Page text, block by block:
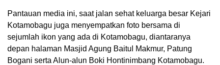
Pantauan media ini, saat jalan sehat keluarga besar Kejari
Kotamobagu juga menyempatkan foto bersama di
sejumlah ikon yang ada di Kotamobagu, diantaranya
depan halaman Masjid Agung Baitul Makmur, Patung
Bogani serta Alun-alun Boki Hontinimbang Kotamobagu.